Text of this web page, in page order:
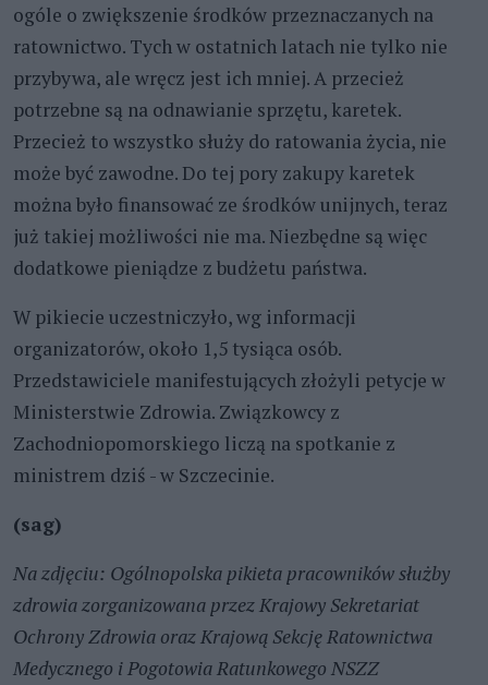
ogóle o zwiększenie środków przeznaczanych na
ratownictwo. Tych w ostatnich latach nie tylko nie
przybywa, ale wręcz jest ich mniej. A przecież
potrzebne są na odnawianie sprzętu, karetek.
Przecież to wszystko służy do ratowania życia, nie
może być zawodne. Do tej pory zakupy karetek
można było finansować ze środków unijnych, teraz
już takiej możliwości nie ma. Niezbędne są więc
dodatkowe pieniądze z budżetu państwa.
W pikiecie uczestniczyło, wg informacji
organizatorów, około 1,5 tysiąca osób.
Przedstawiciele manifestujących złożyli petycje w
Ministerstwie Zdrowia. Związkowcy z
Zachodniopomorskiego liczą na spotkanie z
ministrem dziś - w Szczecinie.
(sag)
Na zdjęciu: Ogólnopolska pikieta pracowników służby
zdrowia zorganizowana przez Krajowy Sekretariat
Ochrony Zdrowia oraz Krajową Sekcję Ratownictwa
Medycznego i Pogotowia Ratunkowego NSZZ